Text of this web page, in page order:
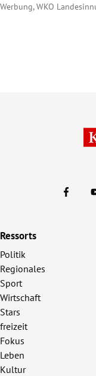
Werbung, WKO
Ressorts
Politik
Regionales
Sport
Wirtschaft
Stars
freizeit
Fokus
Leben
Kultur